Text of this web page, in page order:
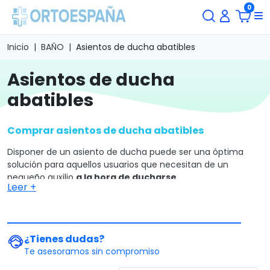
0
Inicio BAÑO Asientos de ducha abatibles
asientos de ducha
abatibles
Comprar asientos de ducha abatibles
Disponer de un asiento de ducha puede ser una óptima
solución para aquellos usuarios que necesitan de un
pequeño auxilio a la hora de ducharse.
las operaciones de higiene personal, pueden utilizar este
dispositivo para sentarse cómodamente en la ducha y
lavarse sin preocuparsede perder el equilibrio o caerse a
Leer +
¿Tienes dudas?
Te asesoramos sin compromiso